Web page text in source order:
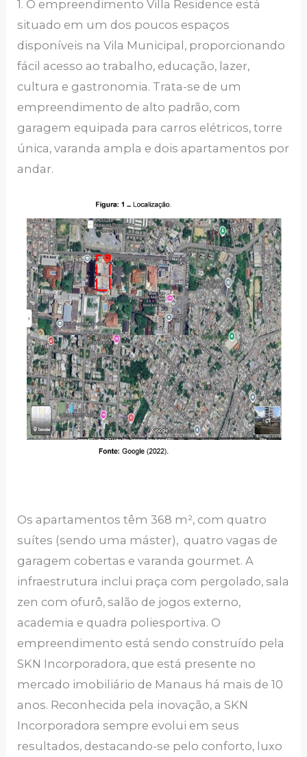
1. O empreendimento Villa Residence está
situado em um dos poucos espaços
disponíveis na Vila Municipal, proporcionando
fácil acesso ao trabalho, educação, lazer,
cultura e gastronomia. Trata-se de um
empreendimento de alto padrão, com
garagem equipada para carros elétricos, torre
única, varanda ampla e dois apartamentos por
andar.
Os apartamentos têm 368 m², com quatro
suítes (sendo uma máster), quatro vagas de
garagem cobertas e varanda gourmet. A
infraestrutura inclui praça com pergolado, sala
zen com ofurô, salão de jogos externo,
academia e quadra poliesportiva. O
empreendimento está sendo construído pela
SKN Incorporadora, que está presente no
mercado imobiliário de Manaus há mais de 10
anos. Reconhecida pela inovação, a SKN
Incorporadora sempre evolui em seus
resultados, destacando-se pelo conforto, luxo